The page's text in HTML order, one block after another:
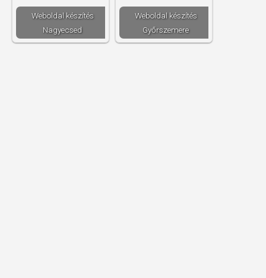
Weboldal készítés​
Nagyecsed
Weboldal készítés​
Győrszemere